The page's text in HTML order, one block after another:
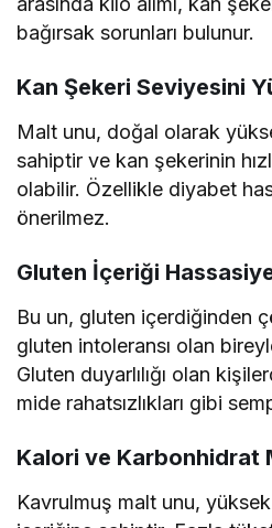
bağırsak sorunları bulunur.
Kan Şekeri Seviyesini
Malt unu, doğal olarak
sahiptir ve kan şekerinin
olabilir. Özellikle diyabet
önerilmez.
Gluten İçeriği
Bu un, gluten içerdiğinden
gluten intoleransı olan
Gluten duyarlılığı olan
mide rahatsızlıkları gibi
Kalori ve Karbonhidrat
Kavrulmuş malt unu,